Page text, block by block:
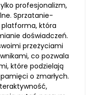
profesjonalizm,
Sprzatanie-
platforma, która
doświadczeń.
przeżyciami
co pozwala
które podzielają
o zmarłych.